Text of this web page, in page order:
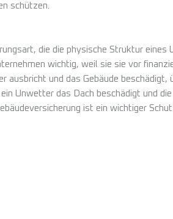
schützen.
die die physische Struktur
wichtig, weil sie sie vor
ausbricht und das Gebäude
Unwetter das Dach beschädigt und
ist ein wichtiger